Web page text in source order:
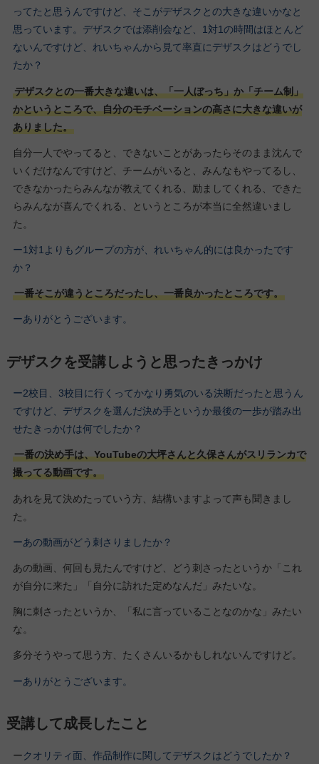
ってたと思うんですけど、そこがデザスクとの大きな違いかなと
思っています。デザスクでは添削会など、1対1の時間はほとんど
ないんですけど、れいちゃんから見て率直にデザスクはどうでし
たか？
デザスクとの一番大きな違いは、「一人ぼっち」か「チーム制」
かというところで、自分のモチベーションの高さに大きな違いが
ありました。
自分一人でやってると、できないことがあったらそのまま沈んで
いくだけなんですけど、チームがいると、みんなもやってるし、
できなかったらみんなが教えてくれる、励ましてくれる、できた
らみんなが喜んでくれる、というところが本当に全然違いまし
た。
ー1対1よりもグループの方が、れいちゃん的には良かったです
か？
一番そこが違うところだったし、一番良かったところです。
ーありがとうございます。
デザスクを受講しようと思ったきっかけ
ー2校目、3校目に行くってかなり勇気のいる決断だったと思うん
ですけど、デザスクを選んだ決め手というか最後の一歩が踏み出
せたきっかけは何でしたか？
一番の決め手は、YouTubeの大坪さんと久保さんがスリランカで
撮ってる動画です。
あれを見て決めたっていう方、結構いますよって声も聞きまし
た。
ーあの動画がどう刺さりましたか？
あの動画、何回も見たんですけど、どう刺さったというか「これ
が自分に来た」「自分に訪れた定めなんだ」みたいな。
胸に刺さったというか、「私に言っていることなのかな」みたい
な。
多分そうやって思う方、たくさんいるかもしれないんですけど。
ーありがとうございます。
受講して成長したこと
ークオリティ面、作品制作に関してデザスクはどうでしたか？